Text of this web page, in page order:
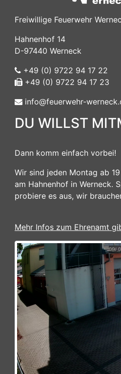
Freiwillige Feuerwehr
Hahnenhof 14
D-97440 Werneck
+49 (0) 9722 94 17 22
+49 (0) 9722 94 17 23
info@feuerwehr-
DU WILLST
Dann komm einfach vorbei!
Wir sind jeden Montag ab
am Hahnenhof in Werneck.
probiere es aus, wir
Mehr Infos zum Ehrenamt